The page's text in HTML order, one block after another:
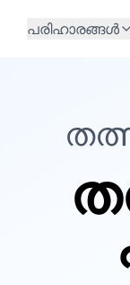
പരിഹാരങ്ങൾ